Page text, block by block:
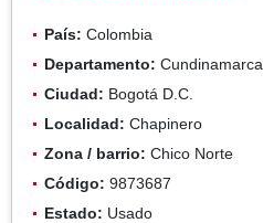
País: Colombia
Departamento: Cundinamarca
Ciudad: Bogotá D.C.
Localidad: Chapinero
Zona / barrio: Chico Norte
Código: 9873687
Estado: Usado